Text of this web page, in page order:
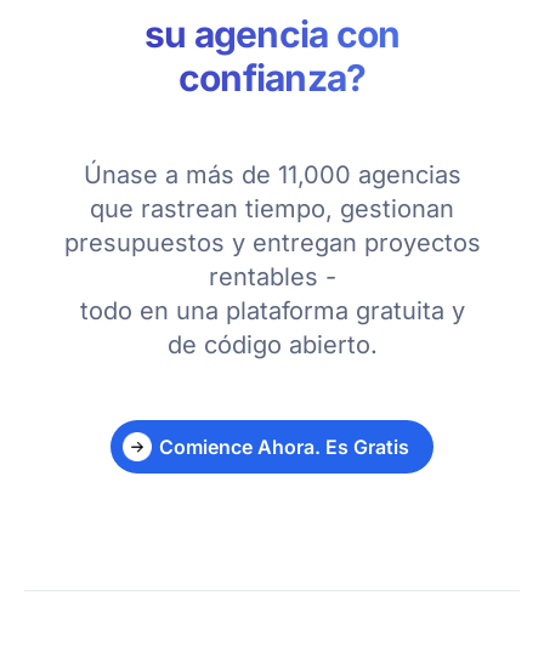
su agencia con
confianza?
Únase a más de 11,000 agencias
que rastrean tiempo, gestionan
presupuestos y entregan proyectos
rentables -
todo en una plataforma gratuita y
de código abierto.
Comience Ahora. Es Gratis